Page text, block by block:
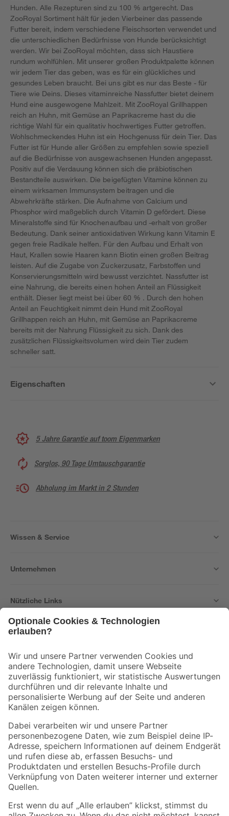
Hunden. Alle Rezepturen sind zu 100 % artgerecht. Das
ZooRoyal Sortiment hält für jeden Vierbeiner das passende
Futter bereit, indem verschiedene Fleischsorten verwendet und
die unterschiedlichen Bedürfnisse von Hunde berücksichtigt
werden. Wir bei ZooRoyal möchten, dass sich Haustiere
rundum wohlfühlen. Mit unserer großen Produktpalette können
wir jedem Tier das geben, was es für ein glückliches und
gesundes Leben braucht. Bei uns gibt es nur das Beste - für
Tiere wie Deins. Dieses vitaminreiche Nassfutter bietet deinem
Hund eine ausgewogene Mahlzeit. Mit ZooRoyal Grillhappen
reich an Huhn, mit Gemüse an Paprikacreme hast du die
richtige Wahl für ein qualitativ hochwertiges Futter getroffen.
Wohlschmeckendes Huhn ist ein Hochgenuss für dein Tier. Das
Futter ist für Hunde aller Größen zu empfehlen sowie speziell
auf die Bedürfnisse von ausgewachsenen Hunden angepasst.
Positiv auf die Verdauung können sich die präbiotischen
Bestandteile auswirken. Die beigefügten Vitamine können zu
einem wirksamen Immunsystem beitragen und die
Abwehrkräfte stärken. Die Aufnahme von Calcium und
Phosphor wird maßgeblich durch Vitamin D gefördert. Diese
Mineralstoffe sind für Knochenaufbau und -erhalt von großer
Bedeutung. Dank seiner antioxidativen Wirkung kann Vitamin E
gegen freie Radikale helfen. Für den Aufbau und Erhalt von
Haut, Krallen sowie Haaren kann Biotin einen großen Beitrag
leisten. Auf die Zugabe von Zuckerzusatz, Farbstoffen und
Konservierungsmitteln wird bewusst verzichtet. Nassfutter ist
eine Nahrung, die bereits einen hohen Anteil an Flüssigkeit
enthält. Dieser liegt meist bei über 60 % . Durch den hohen
Anteil an Feuchtigkeit nimmt dein Hund mit ZooRoyal
Grillhappen reich an Huhn, mit Gemüse an Paprikacreme
bereits mit der Nahrung Flüssigkeit zu sich. Dank des
zusätzlichen Flüssigkeitsvolumen wird dein Tier zudem
schneller satt.
Eigenschaften
5 Jahre Garantie auf toom Eigenmarken
Sorglos, 90 Tage Umtauschgarantie
Abholung im Markt in 2 Stunden
Wissen & Service
Unternehmen
Nützliche Links
Der toom Newsletter: Keine Angebote und Aktionen mehr verpassen!
Zur Newsletter Anmeldung
Folge uns
Zahlungsarten Versandarten
Sicher einkaufen